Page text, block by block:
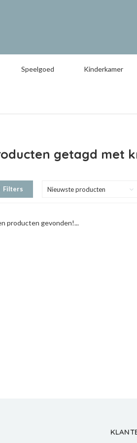
Speelgoed Kinderkamer
getagd met
Filters Nieuwste producten
producten gevonden!...